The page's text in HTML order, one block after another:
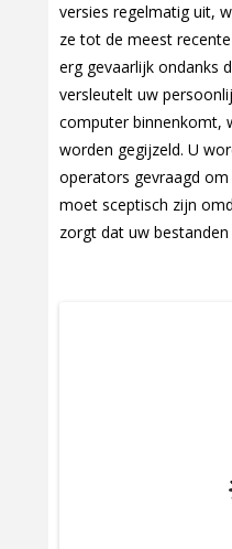
versies regelmatig uit,
ze tot de meest
erg gevaarlijk ondanks
versleutelt uw
computer binnenkomt,
worden gegijzeld. U
operators gevraagd
moet sceptisch zijn
zorgt dat uw